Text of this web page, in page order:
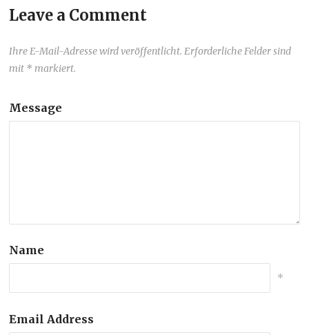
Leave a Comment
Ihre E-Mail-Adresse wird veröffentlicht. Erforderliche Felder sind
mit * markiert.
Message
Name
*
Email Address